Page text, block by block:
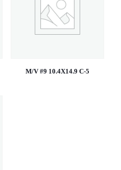
M/V #9 10.4X14.9 C-5